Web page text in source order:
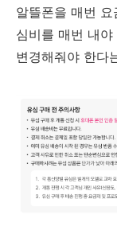
알뜰폰을 매번
심비를 매번 내
변경해줘야 한다